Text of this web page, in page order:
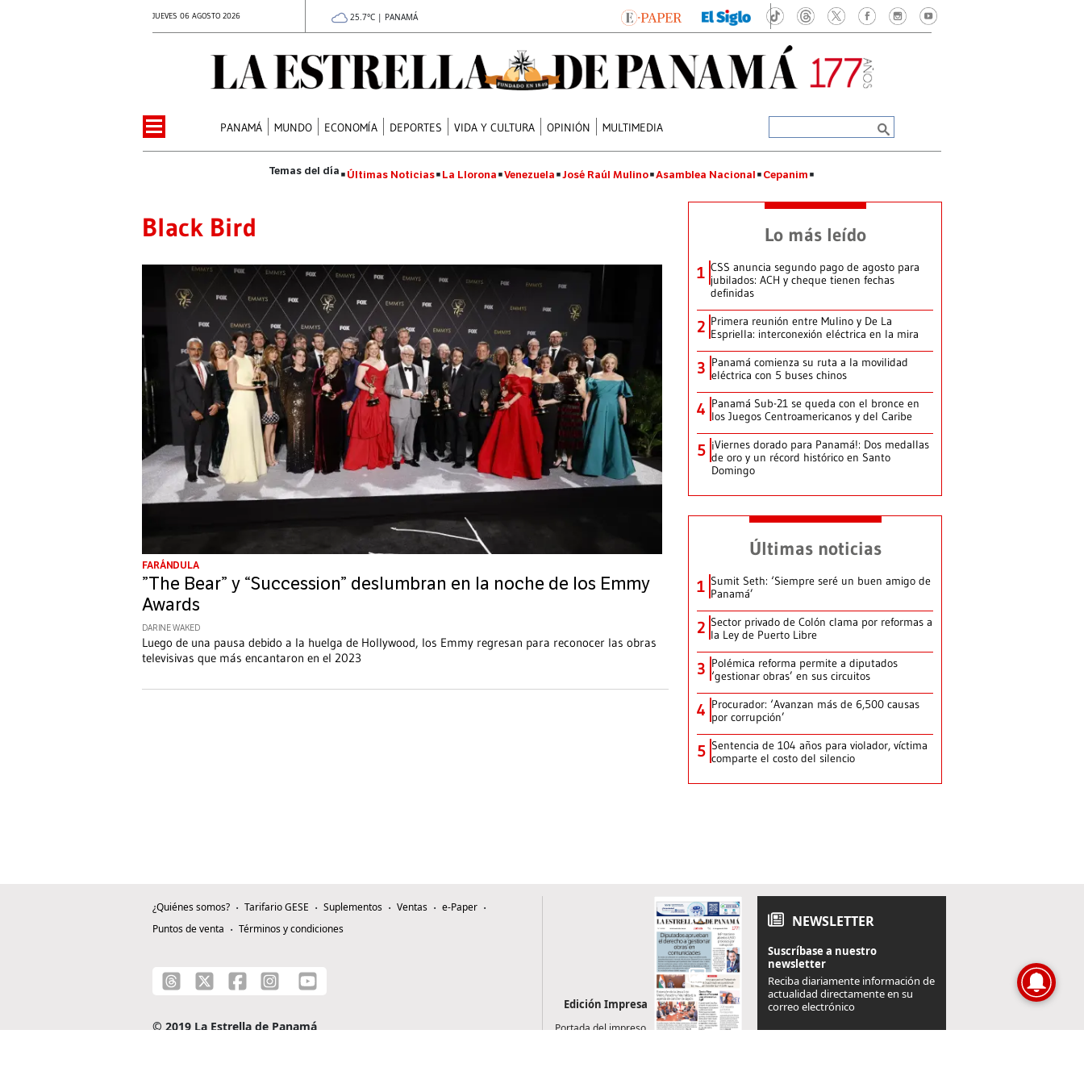
JUEVES 06 AGOSTO 2026 25.7°C | PANAMÁ
PANAMÁ MUNDO ECONOMÍA DEPORTES VIDA Y CULTURA OPINIÓN MULTIMEDIA
Últimas Noticias La Llorona Venezuela José Raúl Mulino Asamblea Nacional Cepanim
Black Bird
FARÁNDULA
”The Bear” y “Succession” deslumbran en la noche de los Emmy
Awards
DARINE WAKED
Luego de una pausa debido a la huelga de Hollywood, los Emmy regresan para reconocer las obras
televisivas que más encantaron en el 2023
Lo más leído
1 CSS anuncia segundo pago de agosto para
jubilados: ACH y cheque tienen fechas
definidas
2 Primera reunión entre Mulino y De La
Espriella: interconexión eléctrica en la mira
3 Panamá comienza su ruta a la movilidad
eléctrica con 5 buses chinos
4 Panamá Sub-21 se queda con el bronce en
los Juegos Centroamericanos y del Caribe
5 ¡Viernes dorado para Panamá!: Dos medallas
de oro y un récord histórico en Santo
Domingo
Últimas noticias
1 Sumit Seth: ‘Siempre seré un buen amigo de
Panamá’
2 Sector privado de Colón clama por reformas a
la Ley de Puerto Libre
3 Polémica reforma permite a diputados
‘gestionar obras’ en sus circuitos
4 Procurador: ‘Avanzan más de 6,500 causas
por corrupción’
5 Sentencia de 104 años para violador, víctima
comparte el costo del silencio
¿Quiénes somos? Tarifario GESE Suplementos Ventas
e-Paper
Puntos de venta
Términos y condiciones
© 2019 La Estrella de Panamá
Edición Impresa
Portada del impreso
NEWSLETTER
Suscríbase a nuestro
newsletter
Reciba diariamente información de
actualidad directamente en su
correo electrónico